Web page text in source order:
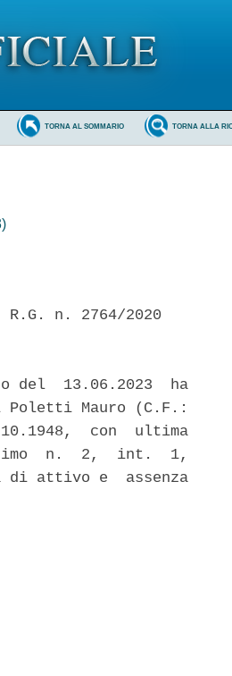
TORNA ALLA
TORNA AL SOMMARIO
R.G. n. 2764/2020
del  13.06.2023  ha
Mauro (C.F.:
con  ultima
n.  2,  int.  1,
di attivo e  assenza